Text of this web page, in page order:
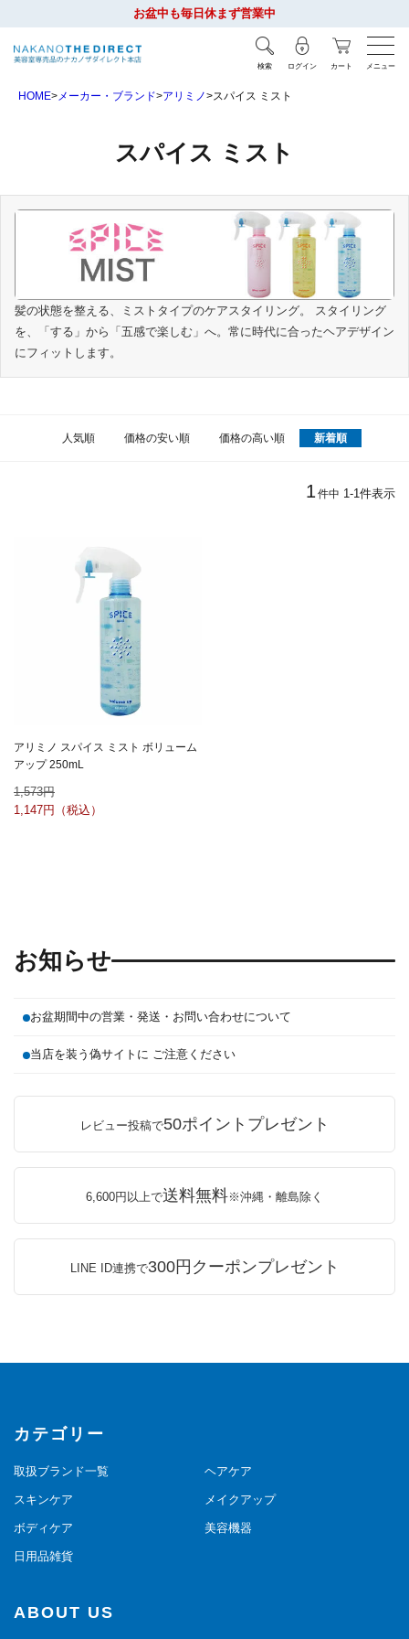
お盆中も毎日休まず営業中
検索 ログイン カート メニュー
HOME メーカー・ブランド アリミノ スパイス ミスト
スパイス ミスト
髪の状態を整える、ミストタイプのケアスタイリング。 スタイリング
を、「する」から「五感で楽しむ」へ。常に時代に合ったヘアデザイン
にフィットします。
人気順 価格の安い順 価格の高い順 新着順
1 件中 1 -1 件表示
アリミノ スパイス ミスト ボリューム
アップ 250mL
1,573
1,147
お知らせ
お盆期間中の営業・発送・お問い合わせについて
当店を装う偽サイトに ご注意ください
レビュー投稿で50ポイントプレゼント
6,600円以上で送料無料※沖縄・離島除く
LINE ID連携で300円クーポンプレゼント
カテゴリー
取扱ブランド一覧 ヘアケア
スキンケア メイクアップ
ボディケア 美容機器
日用品雑貨
ABOUT US